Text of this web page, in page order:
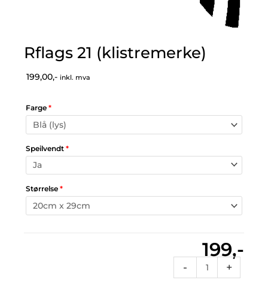
Rflags 21 (klistremerke)
199,00,- inkl. mva
Farge *
Speilvendt *
Størrelse *
199,-
-
21
+